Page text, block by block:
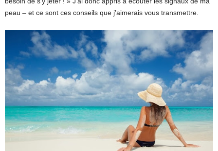
peau – et ce sont ces conseils que j’aimerais vous transmettre.